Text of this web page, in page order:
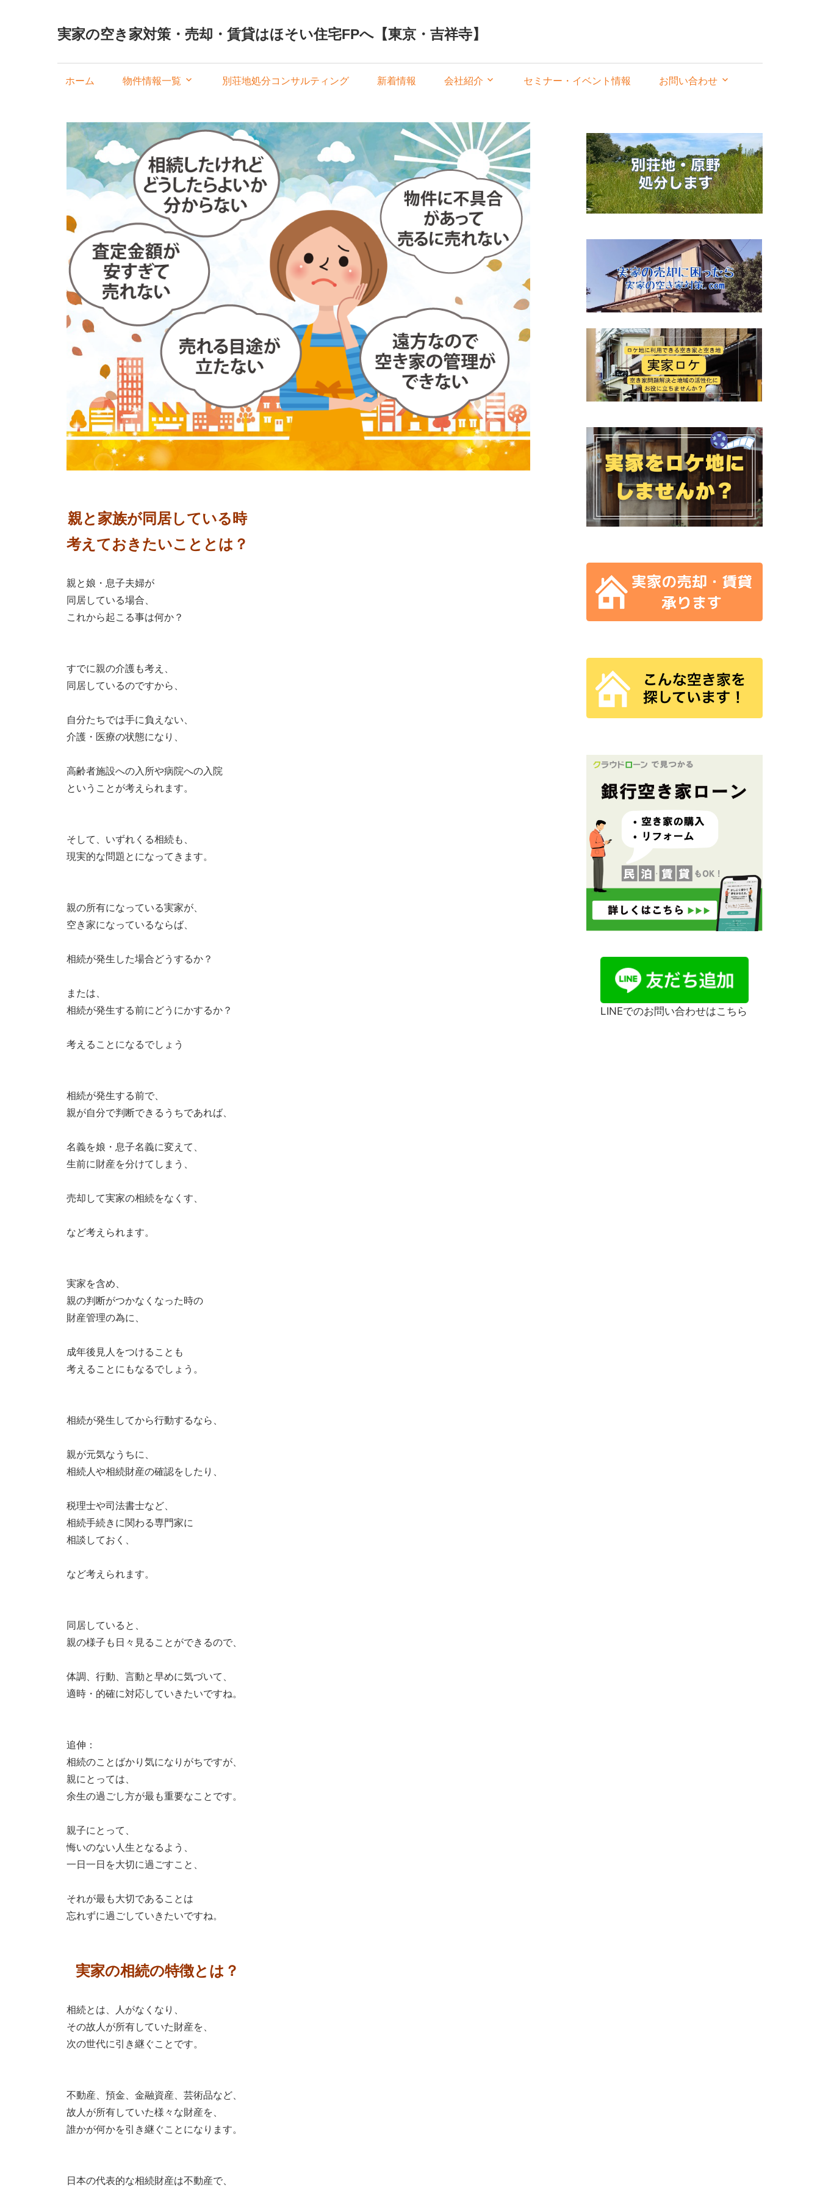
実家の空き家対策・売却・賃貸はほそい住宅FPへ【東京・吉祥寺】
ホーム 物件情報一覧 別荘地処分コンサルティング 新着情報 会社紹介 セミナー・イベント情報 お問い合わせ
親と家族が同居している時
考えておきたいこととは？
親と娘・息子夫婦が
同居している場合、
これから起こる事は何か？
すでに親の介護も考え、
同居しているのですから、
自分たちでは手に負えない、
介護・医療の状態になり、
高齢者施設への入所や病院への入院
ということが考えられます。
そして、いずれくる相続も、
現実的な問題とになってきます。
親の所有になっている実家が、
空き家になっているならば、
相続が発生した場合どうするか？
または、
相続が発生する前にどうにかするか？
考えることになるでしょう
相続が発生する前で、
親が自分で判断できるうちであれば、
名義を娘・息子名義に変えて、
生前に財産を分けてしまう、
売却して実家の相続をなくす、
など考えられます。
実家を含め、
親の判断がつかなくなった時の
財産管理の為に、
成年後見人をつけることも
考えることにもなるでしょう。
相続が発生してから行動するなら、
親が元気なうちに、
相続人や相続財産の確認をしたり、
税理士や司法書士など、
相続手続きに関わる専門家に
相談しておく、
など考えられます。
同居していると、
親の様子も日々見ることができるので、
体調、行動、言動と早めに気づいて、
適時・的確に対応していきたいですね。
追伸：
相続のことばかり気になりがちですが、
親にとっては、
余生の過ごし方が最も重要なことです。
親子にとって、
悔いのない人生となるよう、
一日一日を大切に過ごすこと、
それが最も大切であることは
忘れずに過ごしていきたいですね。
実家の相続の特徴とは？
相続とは、人がなくなり、
その故人が所有していた財産を、
次の世代に引き継ぐことです。
不動産、預金、金融資産、芸術品など、
故人が所有していた様々な財産を、
誰かが何かを引き継ぐことになります。
日本の代表的な相続財産は不動産で、
LINEでのお問い合わせはこちら